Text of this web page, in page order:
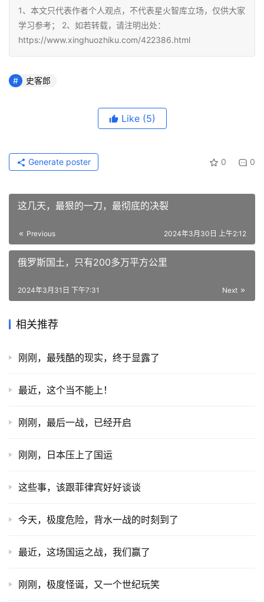
1、本文只代表作者个人观点，不代表星火智库立场，仅供大家
学习参考； 2、如若转载，请注明出处：
https://www.xinghuozhiku.com/422386.html
史客郎
Like (5)
0 0
Generate poster
这几天，最狠的一刀，最彻底的决裂
Previous 2024年3月30日 上午2:12
俄罗斯国土，只有200多万平方公里
Next
2024年3月31日 下午7:31
相关推荐
刚刚，最残酷的现实，终于显露了
最近，这个当不能上！
刚刚，最后一战，已经开启
刚刚，日本压上了国运
这些事，该跟菲律宾好好谈谈
今天，极度危险，背水一战的时刻到了
最近，这场国运之战，我们赢了
刚刚，极度怪诞，又一个世纪玩笑